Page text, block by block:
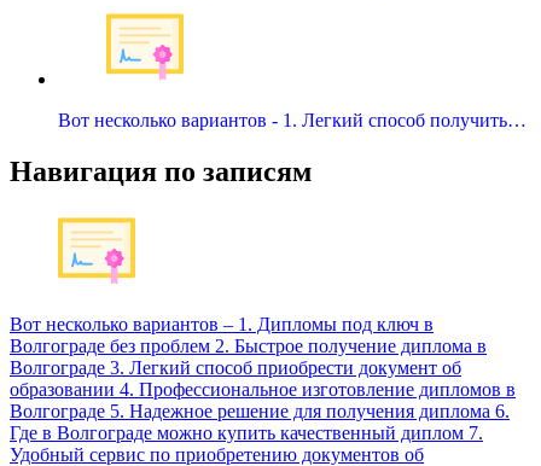
Вот несколько вариантов - 1. Легкий способ получить…
Навигация по записям
Вот несколько вариантов – 1. Дипломы под ключ в
Волгограде без проблем 2. Быстрое получение диплома в
Волгограде 3. Легкий способ приобрести документ об
образовании 4. Профессиональное изготовление дипломов в
Волгограде 5. Надежное решение для получения диплома 6.
Где в Волгограде можно купить качественный диплом 7.
Удобный сервис по приобретению документов об